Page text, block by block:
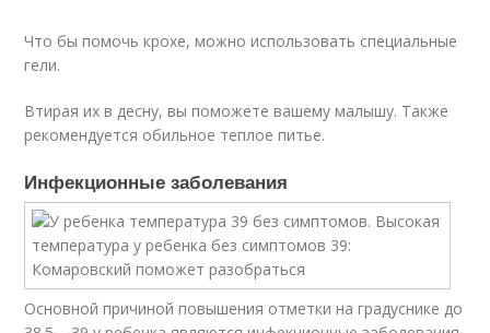
Что бы помочь крохе, можно использовать специальные
гели.
Втирая их в десну, вы поможете вашему малышу. Также
рекомендуется обильное теплое питье.
Инфекционные заболевания
Основной причиной повышения отметки на градуснике до